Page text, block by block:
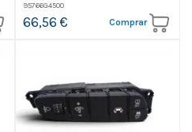
95766G4500
66,56 € Comprar